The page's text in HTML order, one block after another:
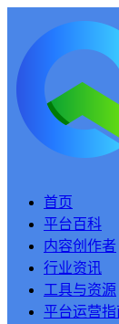
首页
平台百科
内容创作者
行业资讯
工具与资源
平台运营指